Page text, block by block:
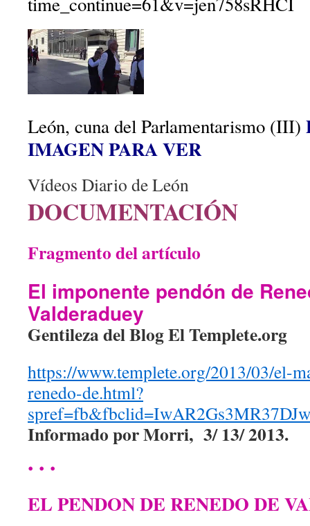
León, cuna del Parlamentarismo (III)
IMAGEN PARA VER
Vídeos Diario de León
DOCUMENTACIÓN
Fragmento del artículo
El imponente pendón de
Valderaduey
Gentileza del Blog El Templete.org
https://www.templete.org/2013/03/el-
renedo-de.html?
Informado por Morri, 3/ 13/ 2013.
. . .
EL PENDON DE RENEDO DE